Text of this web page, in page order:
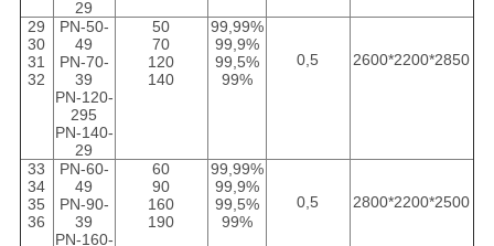
29
29
30
31
32
PN-50-
49
PN-70-
39
PN-120-
295
PN-140-
29
50
70
120
140
99,99%
99,9%
99,5%
99%
0,5 2600*2200*2850
33
34
35
36
PN-60-
49
PN-90-
39
PN-160-
60
90
160
190
99,99%
99,9%
99,5%
99%
0,5 2800*2200*2500